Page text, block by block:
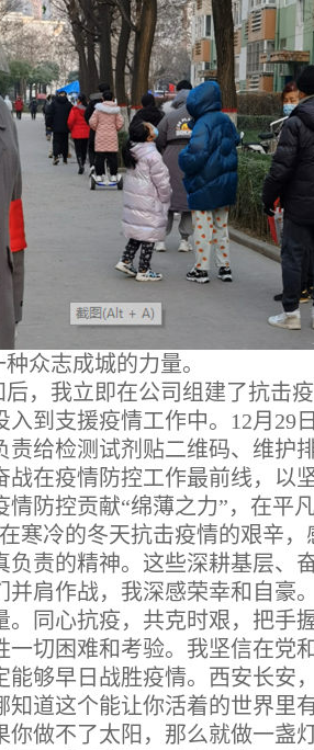
众志成城的力量。
，我立即在公司组建了抗击
到支援疫情工作中。12月29
给检测试剂贴二维码、维护
在疫情防控工作最前线，以
防控贡献“绵薄之力”，在平
寒冷的冬天抗击疫情的艰辛
责的精神。这些深耕基层、
肩作战，我深感荣幸和自豪
同心抗疫，共克时艰，把手
切困难和考验。我坚信在党
够早日战胜疫情。西安长安
道这个能让你活着的世界里
做不了太阳，那么就做一盏